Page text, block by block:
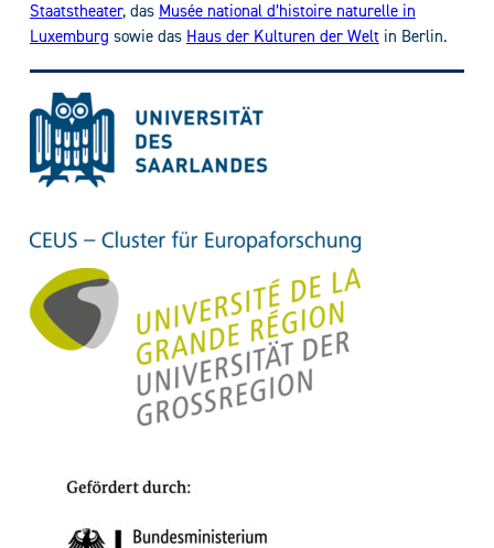
Staatstheater, das Musée national d’histoire naturelle in
Luxemburg sowie das Haus der Kulturen der Weltin Berlin.